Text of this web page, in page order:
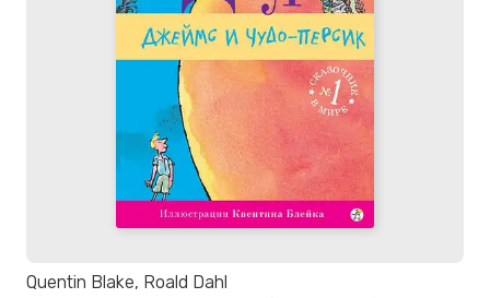
Quentin Blake, Roald Dahl